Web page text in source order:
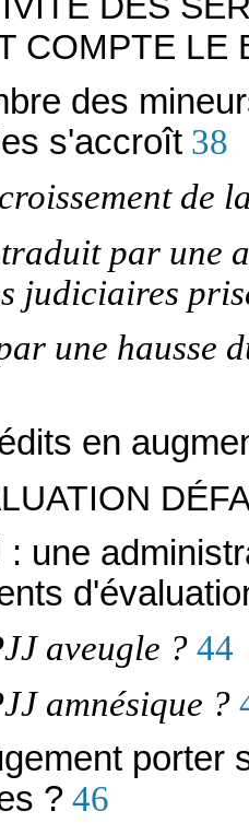
COMPTE LE
des
s'accroît 38
de
par une
judiciaires
une hausse
en
: une
aveugle ? 44
amnésique ?
porter
? 46